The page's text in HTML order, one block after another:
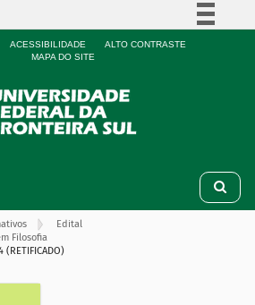
Simplifique!
Participe
Acesso à informação
ACESSIBILIDADE
ALTO CONTRASTE
MAPA DO SITE
Edital
Filosofia
(RETIFICADO)